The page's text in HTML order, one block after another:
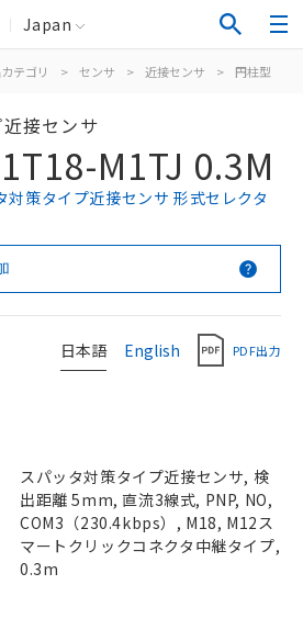
Japan
テゴリ > センサ > 近接センサ > 円柱型
接センサ
M1TJ 0.3M
対策タイプ近接センサ 形式セレクタ
日本語 English PDF出力
スパッタ対策タイプ近接センサ, 検
出距離 5mm, 直流3線式, PNP, NO,
COM3（230.4kbps）, M18, M12ス
マートクリックコネクタ中継タイプ,
0.3m